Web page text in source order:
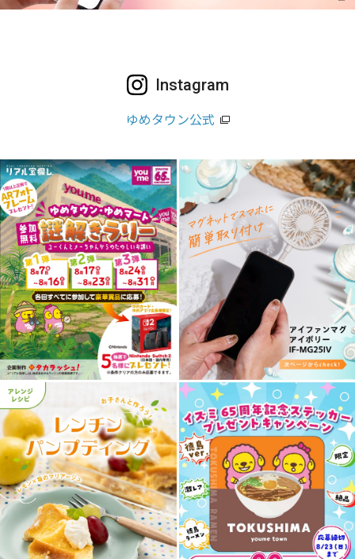
Instagram
ゆめタウン公式